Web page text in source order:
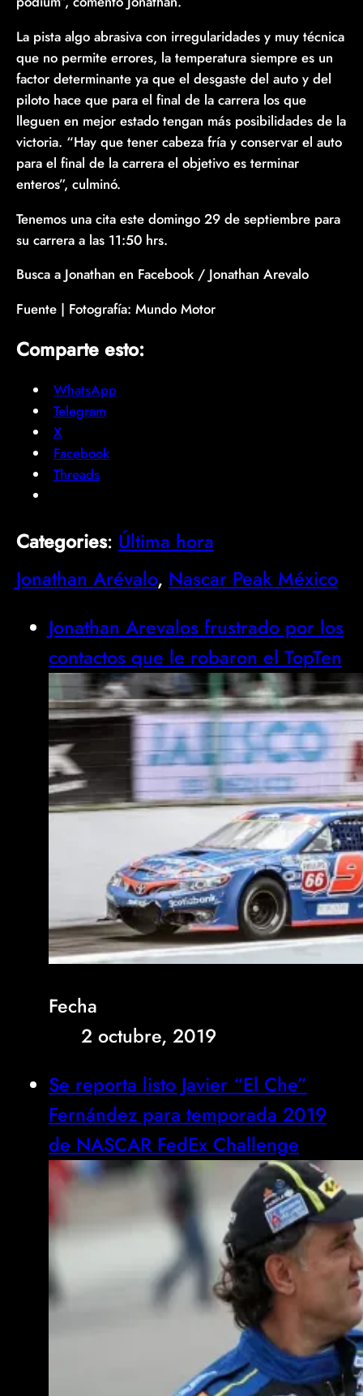
La pista algo abrasiva con irregularidades y muy técnica
que no permite errores, la temperatura siempre es un
factor determinante ya que el desgaste del auto y del
piloto hace que para el final de la carrera los que
lleguen en mejor estado tengan más posibilidades de la
victoria. “Hay que tener cabeza fría y conservar el auto
para el final de la carrera el objetivo es terminar
enteros”, culminó.
Tenemos una cita este domingo 29 de septiembre para
su carrera a las 11:50 hrs.
Busca a Jonathan en Facebook / Jonathan Arevalo
Fuente | Fotografía: Mundo Motor
Comparte esto:
WhatsApp
Telegram
X
Facebook
Threads
Categories: Última hora
Jonathan Arévalo, Nascar Peak México
Jonathan Arevalos frustrado por los
contactos que le robaron el TopTen
Fecha
2 octubre, 2019
Se reporta listo Javier “El Che”
Fernández para temporada 2019
de NASCAR FedEx Challenge